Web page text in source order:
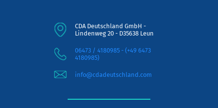
CDA Deutschland GmbH -
Lindenweg 20 - D35638 Leun
06473 / 4180985 - (+49 6473
4180985)
info@cdadeutschland.com